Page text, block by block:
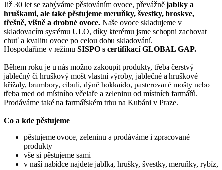
Již 30 let se zabýváme pěstováním ovoce, převážně jablky a
hruškami, ale také pěstujeme meruňky, švestky, broskve,
třešně, višně a drobné ovoce. Naše ovoce skladujeme v
skladovacím systému ULO, díky kterému jsme schopni zachovat
chuť a kvalitu ovoce po celou dobu skladování.
Hospodaříme v režimu SISPO s certifikací GLOBAL GAP.
Během roku je u nás možno zakoupit produkty, třeba čerstvý
jablečný či hruškový mošt vlastní výroby, jablečné a hruškové
křížaly, brambory, cibuli, dýně hokkaido, pasterované mošty nebo
třeba med od místního včelaře a zeleninu od místních farmářů.
Prodáváme také na farmářském trhu na Kubáni v Praze.
Co a kde pěstujeme
pěstujeme ovoce, zeleninu a prodáváme i zpracované
produkty
vše si pěstujeme sami
v naší nabídce najdete jablka, hrušky, švestky, meruňky, rybíz,